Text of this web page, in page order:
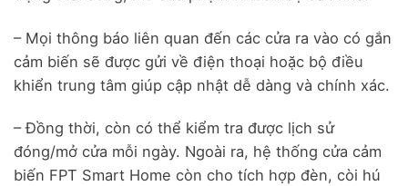
– Mọi thông báo liên quan đến các cửa ra vào có gắn
cảm biến sẽ được gửi về điện thoại hoặc bộ điều
khiển trung tâm giúp cập nhật dễ dàng và chính xác.
– Đồng thời, còn có thể kiểm tra được lịch sử
đóng/mở cửa mỗi ngày. Ngoài ra, hệ thống cửa cảm
biến FPT Smart Home còn cho tích hợp đèn, còi hú